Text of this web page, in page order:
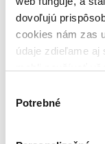
dovoľujú
cookies nám zas
údaje zdieľame
súhlasu
Potrebné